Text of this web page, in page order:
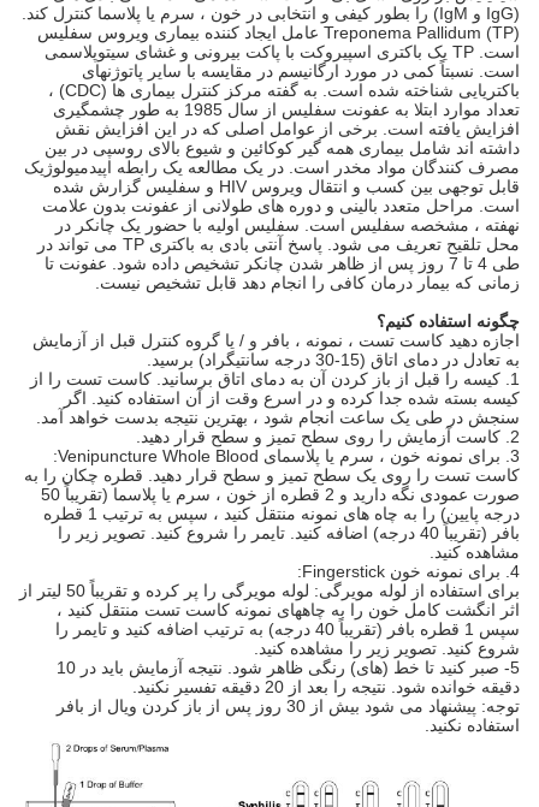
(IgG و IgM) را بطور کیفی و انتخابی در خون ، سرم یا پلاسما کنترل کند.
Treponema Pallidum (TP) عامل ایجاد کننده بیماری ویروس سفلیس
است. TP یک باکتری اسپیروکت با پاکت بیرونی و غشای سیتوپلاسمی
است. نسبتاً کمی در مورد ارگانیسم در مقایسه با سایر پاتوژنهای
باکتریایی شناخته شده است. به گفته مرکز کنترل بیماری ها (CDC) ،
تعداد موارد ابتلا به عفونت سفلیس از سال 1985 به طور چشمگیری
افزایش یافته است. برخی از عوامل اصلی که در این افزایش نقش
داشته اند شامل بیماری همه گیر کوکائین و شیوع بالای روسپی در بین
مصرف کنندگان مواد مخدر است. در یک مطالعه یک رابطه اپیدمیولوژیک
قابل توجهی بین کسب و انتقال ویروس HIV و سفلیس گزارش شده
است. مراحل متعدد بالینی و دوره های طولانی از عفونت بدون علامت
نهفته ، مشخصه سفلیس است. سفلیس اولیه با حضور یک چانکر در
محل تلقیح تعریف می شود. پاسخ آنتی بادی به باکتری TP می تواند در
طی 4 تا 7 روز پس از ظاهر شدن چانکر تشخیص داده شود. عفونت تا
زمانی که بیمار درمان کافی را انجام دهد قابل تشخیص نیست.
چگونه استفاده کنیم؟
اجازه دهید کاست تست ، نمونه ، بافر و / یا گروه کنترل قبل از آزمایش
به تعادل در دمای اتاق (15-30 درجه سانتیگراد) برسید.
1. کیسه را قبل از باز کردن آن به دمای اتاق برسانید. کاست تست را از
کیسه بسته شده جدا کرده و در اسرع وقت از آن استفاده کنید. اگر
سنجش در طی یک ساعت انجام شود ، بهترین نتیجه بدست خواهد آمد.
2. کاست آزمایش را روی سطح تمیز و سطح قرار دهید.
3. برای نمونه خون ، سرم یا پلاسمای Venipuncture Whole Blood:
کاست تست را روی یک سطح تمیز و سطح قرار دهید. قطره چکان را به
صورت عمودی نگه دارید و 2 قطره از خون ، سرم یا پلاسما (تقریباً 50
درجه پایین) را به چاه های نمونه منتقل کنید ، سپس به ترتیب 1 قطره
بافر (تقریباً 40 درجه) اضافه کنید. تایمر را شروع کنید. تصویر زیر را
مشاهده کنید.
4. برای نمونه خون Fingerstick:
برای استفاده از لوله مویرگی: لوله مویرگی را پر کرده و تقریباً 50 لیتر از
اثر انگشت کامل خون را به چاههای نمونه کاست تست منتقل کنید ،
سپس 1 قطره بافر (تقریباً 40 درجه) به ترتیب اضافه کنید و تایمر را
شروع کنید. تصویر زیر را مشاهده کنید.
5- صبر کنید تا خط (های) رنگی ظاهر شود. نتیجه آزمایش باید در 10
دقیقه خوانده شود. نتیجه را بعد از 20 دقیقه تفسیر نکنید.
توجه: پیشنهاد می شود بیش از 30 روز پس از باز کردن ویال از بافر
استفاده نکنید.